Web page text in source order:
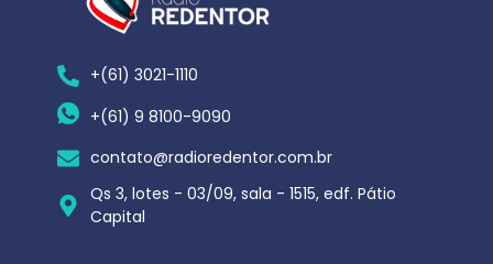
+(61) 3021-1110
+(61) 9 8100-9090
contato@radioredentor.com.br
Qs 3, lotes - 03/09, sala - 1515, edf. Pátio
Capital